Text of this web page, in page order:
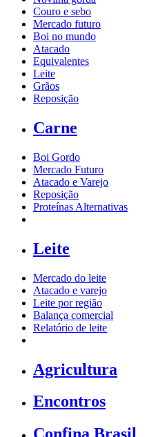
Couro e sebo
Mercado futuro
Boi no mundo
Atacado
Equivalentes
Leite
Grãos
Reposição
Carne
Boi Gordo
Mercado Futuro
Atacado e Varejo
Reposição
Proteínas Alternativas
Leite
Mercado do leite
Atacado e varejo
Leite por região
Balança comercial
Relatório de leite
Agricultura
Encontros